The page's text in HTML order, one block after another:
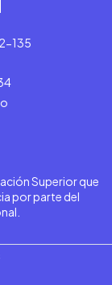
135
Superior que
por parte del